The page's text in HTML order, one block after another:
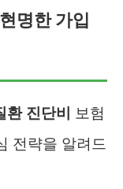
명한 가입
환 진단비
보험
전략을 알려드